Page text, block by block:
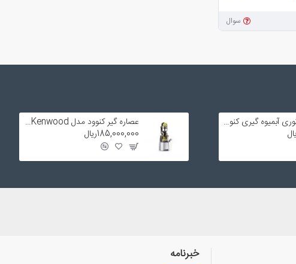
سوال
تیغه و فیلتر توری آبمیوه گیری کنوود
عصاره گیر کنوود مدل JMP800 SI Kenwood
185,000,000ریال
خبرنامه